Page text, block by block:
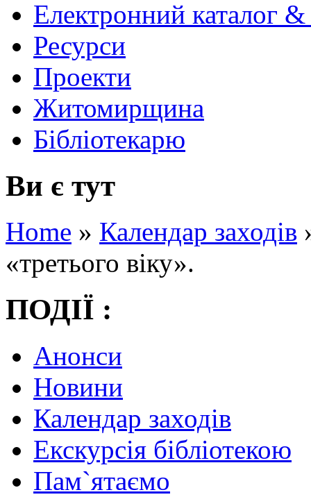
Електронний каталог
Ресурси
Проекти
Житомирщина
Бібліотекарю
Ви є тут
Home » Календар заходів
«третього віку».
ПОДІЇ :
Анонси
Новини
Календар заходів
Екскурсія бібліотекою
Пам`ятаємо